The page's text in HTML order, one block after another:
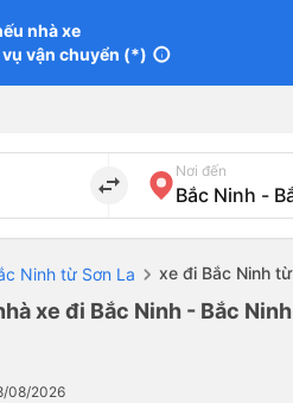
nhà xe
vận chuyển (*) info
import_export
Nơi đến
Ninh từ Sơn La xe đi Bắc Ninh
xe đi Bắc Ninh - Bắc
08/2026